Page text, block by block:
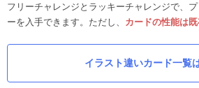
フリーチャレンジとラッキーチャレンジで、
ーを入手できます。ただし、 カードの性能は
イラスト違いカード一覧